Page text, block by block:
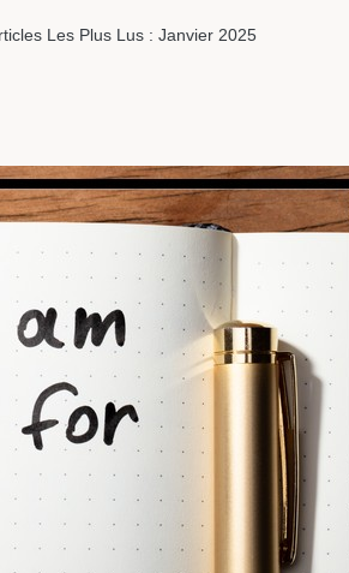
Les Plus Lus : Janvier 2025